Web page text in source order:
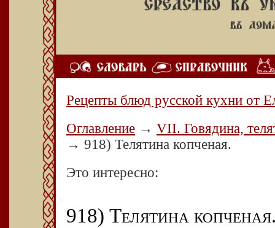
Рецепты блюд русской кухни от
Оглавление → VII. Говядина,
→ 918) Телятина копченая.
Это интересно:
918) Телятина